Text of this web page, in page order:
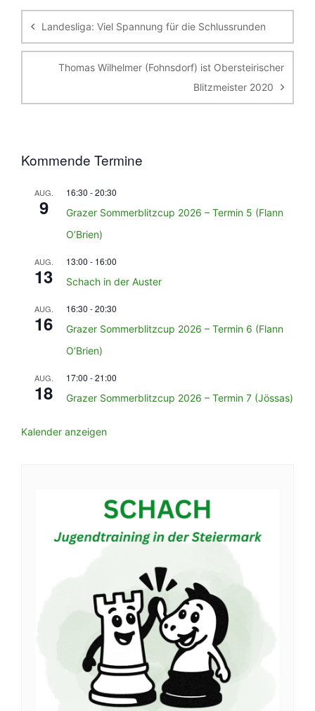
Landesliga: Viel Spannung für die Schlussrunden
Thomas Wilhelmer (Fohnsdorf) ist Obersteirischer
Blitzmeister 2020
Kommende Termine
AUG.
9
16:30 -20:30
Grazer Sommerblitzcup 2026 – Termin 5 (Flann
O’Brien)
AUG.
13
13:00 - 16:00
Schach in der Auster
AUG.
16
16:30 -20:30
Grazer Sommerblitzcup 2026 – Termin 6 (Flann
O’Brien)
AUG.
18
17:00 -21:00
Grazer Sommerblitzcup 2026 – Termin 7 (Jössas)
Kalender anzeigen